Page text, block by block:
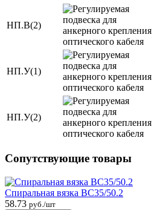
НП.В(2)
НП.У(1)
НП.У(2)
Сопутствующие товары
Спиральная вязка ВС35/50.2
58.73 руб./шт